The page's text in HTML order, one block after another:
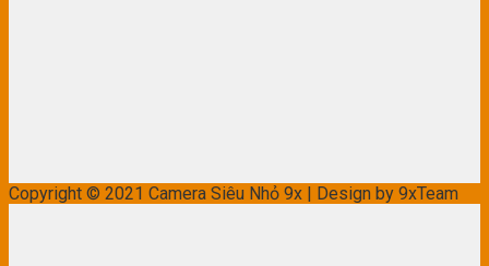
Copyright © 2021 Camera Siêu Nhỏ 9x | Design by 9xTeam